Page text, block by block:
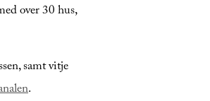
over 30 hus,
samt vitje
.